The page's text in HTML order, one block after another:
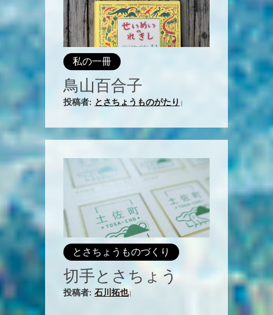
私の一冊
鳥山百合子
投稿者: とさちょうものがたり
とさちょうものづくり
切手とさちょう
投稿者: 石川拓也|